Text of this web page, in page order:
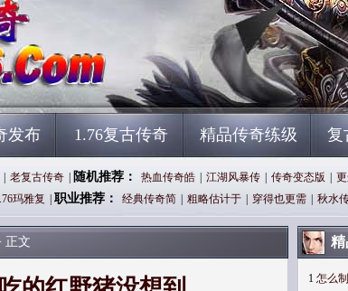
发布 1.76复古传奇 精品传奇练级 复
老复古传奇 随机推荐： 热血传奇皓 江湖风暴传 传奇变态版
玛雅复 职业推荐： 经典传奇简 粗略估计于 穿得也更需 秋水
正文 精
1 怎么